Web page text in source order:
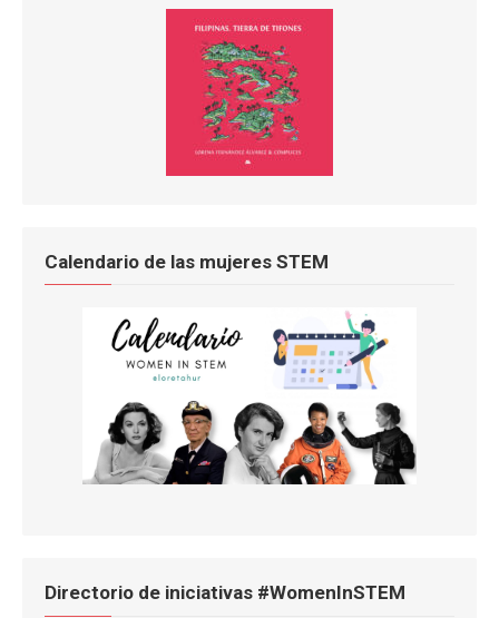
Calendario de las mujeres STEM
Directorio de iniciativas #WomenInSTEM